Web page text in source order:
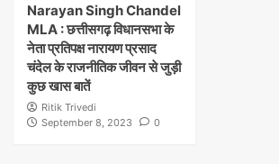
Narayan Singh Chandel
MLA : छत्तीसगढ़ विधानसभा के
नेता प्रतिपक्ष नारायण प्रसाद
चंदेल के राजनीतिक जीवन से जुड़ी
कुछ खास बातें
Ritik Trivedi
September 8, 2023
0